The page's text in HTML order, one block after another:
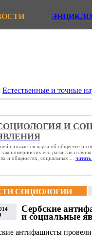
Естественные и точные
И
называется наука об обществе и
закономерностях его развития и
и общностях, социальных ...
СОЦИОЛОГИИ
Сербские
и социальные